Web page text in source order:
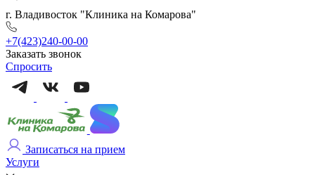
г. Владивосток "Клиника на Комарова"
+7(423)240-00-00
Заказать звонок
Спросить
Записаться на прием
Услуги